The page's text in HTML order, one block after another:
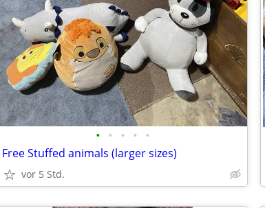
• • • • •
Free Stuffed animals (larger sizes)
vor 5 Std.